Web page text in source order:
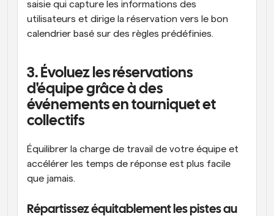
saisie qui capture les informations des
utilisateurs et dirige la réservation vers le bon
calendrier basé sur des règles prédéfinies.
3. Évoluez les réservations
d'équipe grâce à des
événements en tourniquet et
collectifs
Équilibrer la charge de travail de votre équipe et
accélérer les temps de réponse est plus facile
que jamais.
Répartissez équitablement les pistes au